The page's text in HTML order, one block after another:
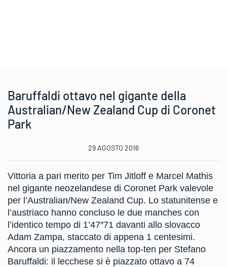
Baruffaldi ottavo nel gigante della
Australian/New Zealand Cup di Coronet
Park
29 AGOSTO 2016
Vittoria a pari merito per Tim Jitloff e Marcel Mathis
nel gigante neozelandese di Coronet Park valevole
per l’Australian/New Zealand Cup. Lo statunitense e
l’austriaco hanno concluso le due manches con
l’identico tempo di 1’47″71 davanti allo slovacco
Adam Zampa, staccato di appena 1 centesimi.
Ancora un piazzamento nella top-ten per Stefano
Baruffaldi: il lecchese si è piazzato ottavo a 74